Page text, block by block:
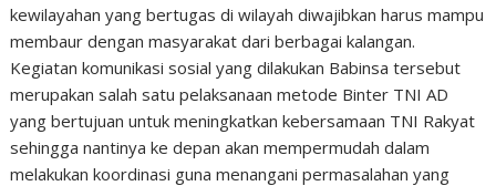
kewilayahan yang bertugas di wilayah diwajibkan harus mampu
membaur dengan masyarakat dari berbagai kalangan.
Kegiatan komunikasi sosial yang dilakukan Babinsa tersebut
merupakan salah satu pelaksanaan metode Binter TNI AD
yang bertujuan untuk meningkatkan kebersamaan TNI Rakyat
sehingga nantinya ke depan akan mempermudah dalam
melakukan koordinasi guna menangani permasalahan yang